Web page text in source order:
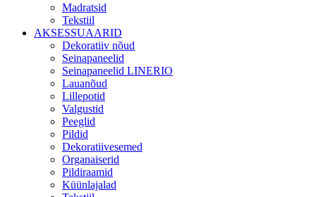
Madratsid
Tekstiil
AKSESSUAARID
Dekoratiiv nõud
Seinapaneelid
Seinapaneelid LINERIO
Lauanõud
Lillepotid
Valgustid
Peeglid
Pildid
Dekoratiivesemed
Organaiserid
Pildiraamid
Küünlajalad